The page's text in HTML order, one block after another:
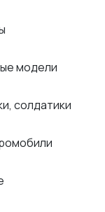
модели
солдатики